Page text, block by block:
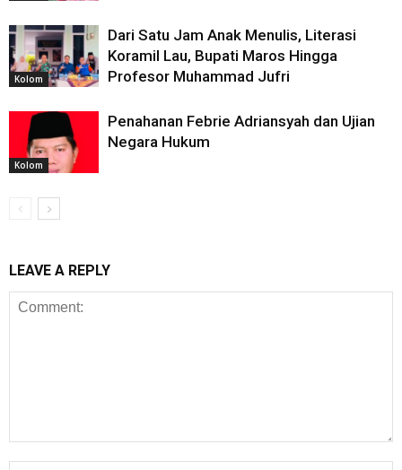
Kolom
Dari Satu Jam Anak Menulis, Literasi
Koramil Lau, Bupati Maros Hingga
Profesor Muhammad Jufri
Kolom
Penahanan Febrie Adriansyah dan Ujian
Negara Hukum
LEAVE A REPLY